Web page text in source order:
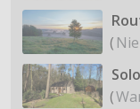
(
(